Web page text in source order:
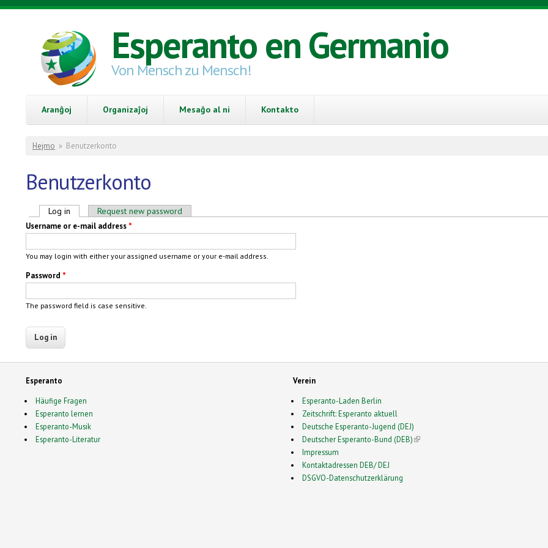
Skip to main content
Esperanto en Germanio
Von Mensch zu Mensch!
Aranĝoj Organizaĵoj Mesaĝo al ni Kontakto
You are here
Hejmo » Benutzerkonto
Benutzerkonto
Primary tabs
Log in (active tab)Request new password
Username or e-mail address *
You may login with either your assigned username or your e-mail address.
Password *
The password field is case sensitive.
Esperanto
Häufige Fragen
Esperanto lernen
Esperanto-Musik
Esperanto-Literatur
Verein
Esperanto-Laden Berlin
Zeitschrift: Esperanto aktuell
Deutsche Esperanto-Jugend (DEJ)
Deutscher Esperanto-Bund (DEB)(link is external)
Impressum
Kontaktadressen DEB/ DEJ
DSGVO-Datenschutzerklärung